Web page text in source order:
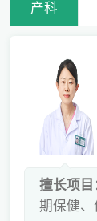
产科
擅长项目
期保健